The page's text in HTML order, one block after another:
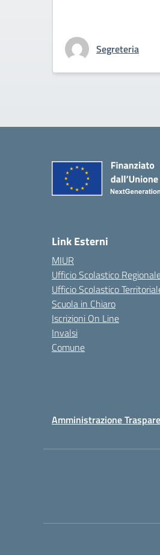
Segreteria
Link Esterni
MIUR
Ufficio Scolastico
Ufficio Scolastico
Scuola in Chiaro
Iscrizioni On Line
Invalsi
Comune
Amministrazione